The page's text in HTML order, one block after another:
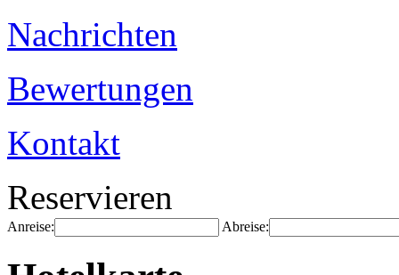
Nachrichten
Bewertungen
Kontakt
Reservieren
Anreise: Abreise: